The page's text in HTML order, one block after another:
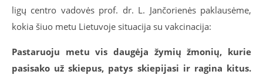
ligų centro vadovės prof. dr. L. Jančorienės paklausėme,
kokia šiuo metu Lietuvoje situacija su vakcinacija:
Pastaruoju metu vis daugėja žymių žmonių, kurie
pasisako už skiepus, patys skiepijasi ir ragina kitus.